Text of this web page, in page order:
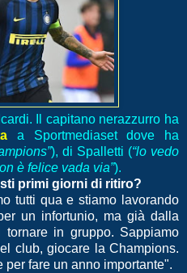
Il capitano nerazzurro ha
a Sportmediaset dove ha
), di Spalletti (“lo vedo
è felice vada via”).
primi giorni di ritiro?
tutti qua e stiamo lavorando
un infortunio, ma già dalla
in gruppo. Sappiamo
club, giocare la Champions.
fare un anno importante".